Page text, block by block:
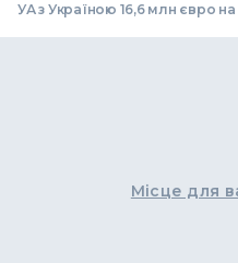
УА з Україною 16,6 млн євро на
Місце для